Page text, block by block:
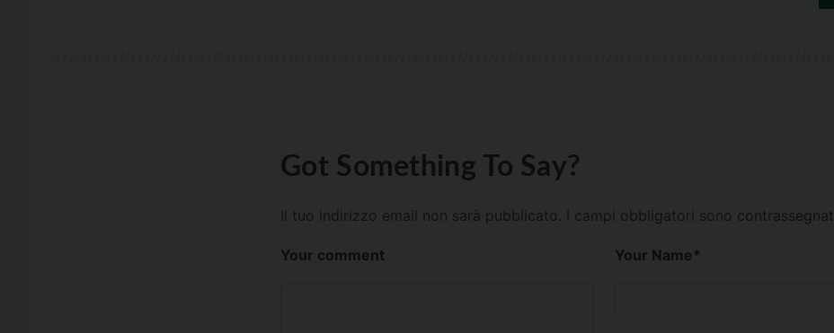
Got Something To Say?
Il tuo indirizzo email non sarà pubblicato. I campi obbligatori sono contrassegnati
Your comment Your Name*